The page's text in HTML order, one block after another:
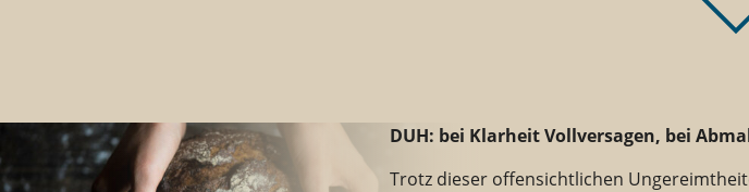
DUH: bei Klarheit Vollversagen, bei
Trotz dieser offensichtlichen